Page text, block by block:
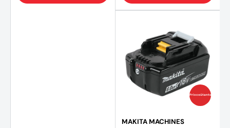
Prix coûtants
MAKITA MACHINES